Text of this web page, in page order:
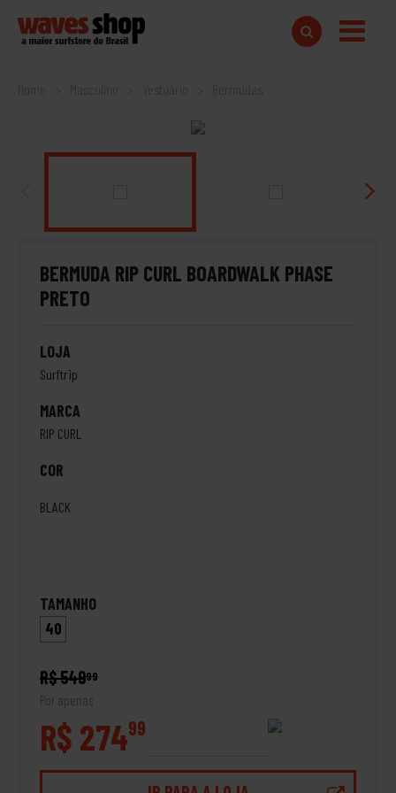
Home Bermudas
BERMUDA RIP CURL BOARDWALK PHASE
PRETO
LOJA
Surftrip
MARCA
RIP CURL
COR
BLACK
TAMANHO
40
R$ 54999
Por apenas
R$ 27499